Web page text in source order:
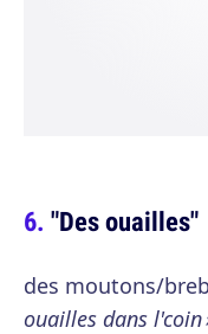
"Des ouailles"
des moutons/
ouailles dans l'coin